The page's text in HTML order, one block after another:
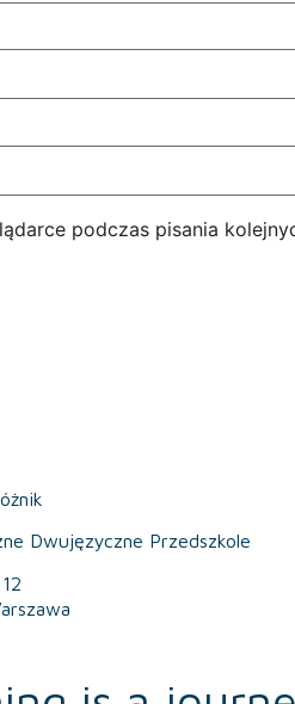
podczas pisania
Dwujęzyczne Przedszkole